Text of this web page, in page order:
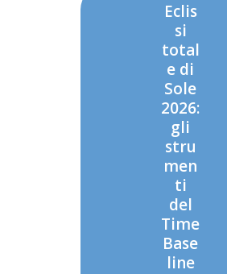
Eclis
si
total
e di
Sole
2026:
gli
stru
men
ti
del
Time
Base
line